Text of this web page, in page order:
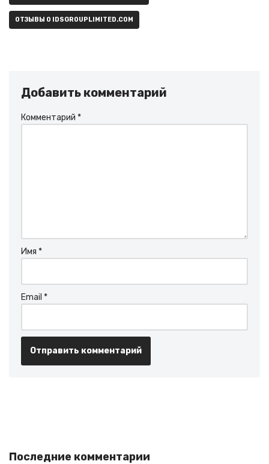
ОТЗЫВЫ О IDSGROUPLIMITED.COM
Добавить комментарий
Комментарий *
Имя *
Email *
Последние комментарии